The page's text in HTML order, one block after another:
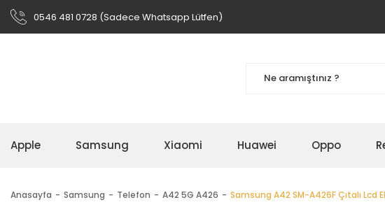
0546 481 0728 (Sadece Whatsapp Lütfen)
Apple Samsung Xiaomi Huawei Oppo
Anasayfa Samsung Telefon A42 5G A426 Samsung A42 SM-A426F Çıtalı Lcd